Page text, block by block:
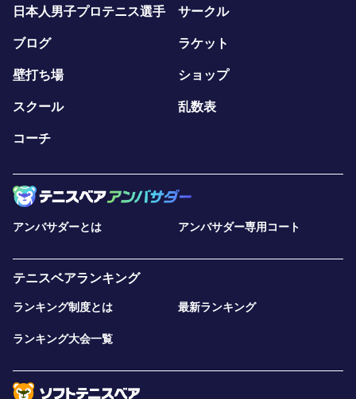
日本人男子プロテニス選手 サークル
ブログ ラケット
壁打ち場 ショップ
スクール 乱数表
コーチ
アンバサダーとは アンバサダー専用コート
テニスベアランキング
ランキング制度とは 最新ランキング
ランキング大会一覧